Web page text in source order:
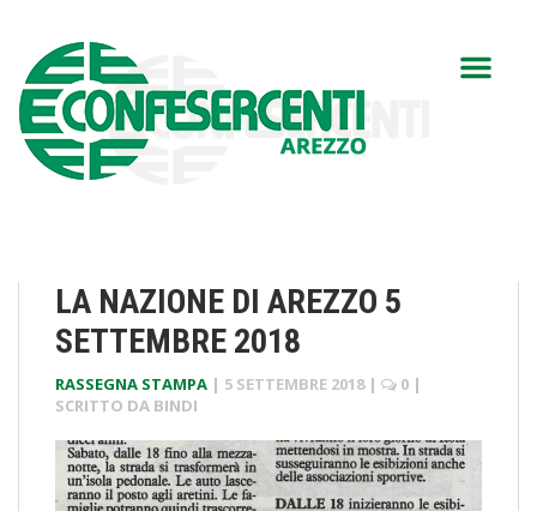
LA NAZIONE DI AREZZO 5
SETTEMBRE 2018
RASSEGNA STAMPA | 5 SETTEMBRE 2018 | 0 |
SCRITTO DA BINDI